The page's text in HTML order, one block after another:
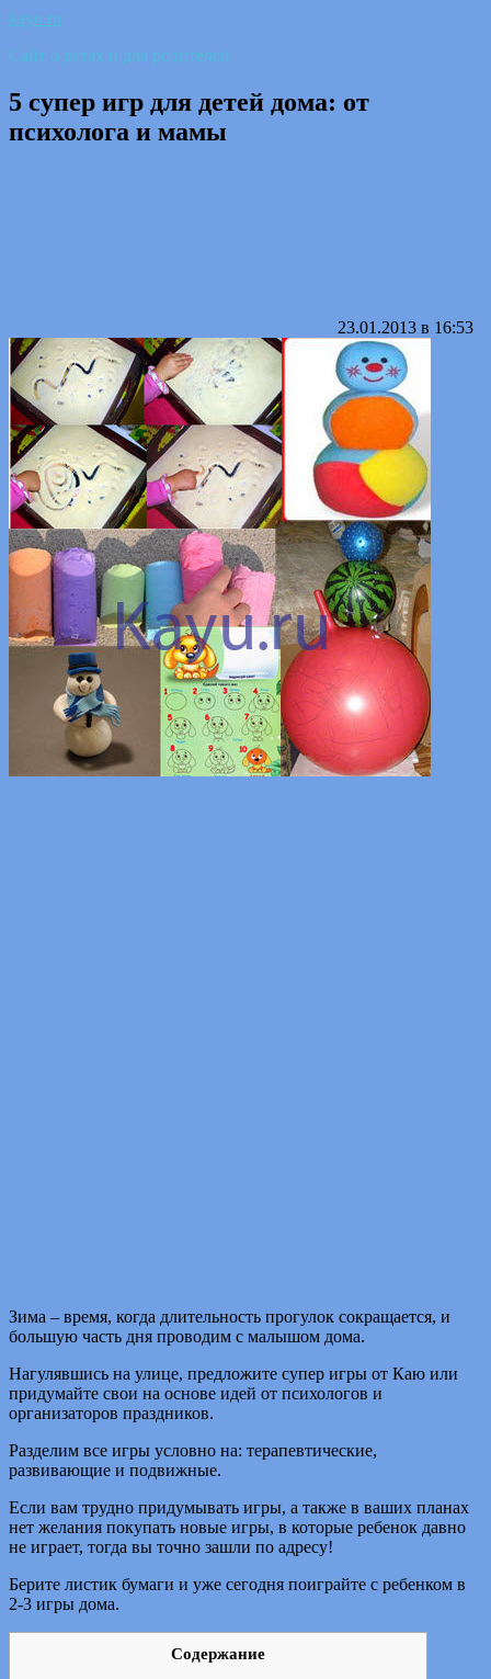
kayu.ru
Сайт о детях и для родителей
5 супер игр для детей дома: от
психолога и мамы
23.01.2013 в 16:53
Зима – время, когда длительность прогулок сокращается, и
большую часть дня проводим с малышом дома.
Нагулявшись на улице, предложите супер игры от Каю или
придумайте свои на основе идей от психологов и
организаторов праздников.
Разделим все игры условно на: терапевтические,
развивающие и подвижные.
Если вам трудно придумывать игры, а также в ваших планах
нет желания покупать новые игры, в которые ребенок давно
не играет, тогда вы точно зашли по адресу!
Берите листик бумаги и уже сегодня поиграйте с ребенком в
2-3 игры дома.
Содержание